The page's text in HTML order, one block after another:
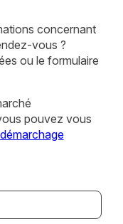
concernant
vous ?
ou le formulaire
pouvez vous